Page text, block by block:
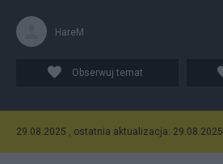
HareM
Obserwuj temat
29.08.2025 , ostatnia aktualizacja: